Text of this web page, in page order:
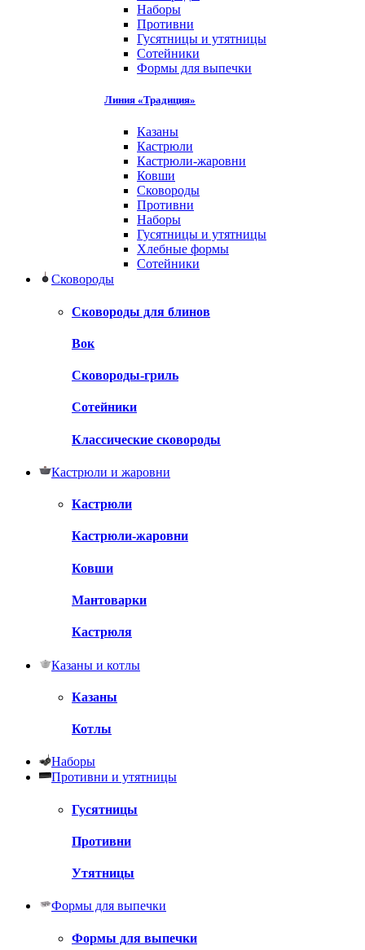
Наборы
Противни
Гусятницы и утятницы
Сотейники
Формы для выпечки
Линия «Традиция»
Казаны
Кастрюли
Кастрюли-жаровни
Ковши
Сковороды
Противни
Наборы
Гусятницы и утятницы
Хлебные формы
Сотейники
Сковороды
Сковороды для блинов
Вок
Сковороды-гриль
Сотейники
Классические сковороды
Кастрюли и жаровни
Кастрюли
Кастрюли-жаровни
Ковши
Мантоварки
Кастрюля
Казаны и котлы
Казаны
Котлы
Наборы
Противни и утятницы
Гусятницы
Противни
Утятницы
Формы для выпечки
Формы для выпечки